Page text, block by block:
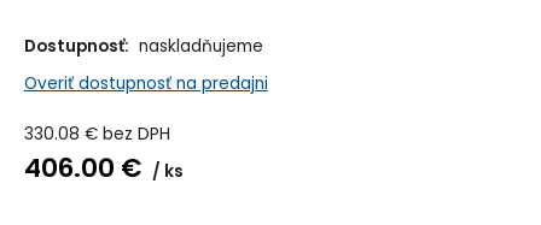
Dostupnosť: naskladňujeme
Overiť dostupnosť na predajni
330.08 € bez DPH
406.00 € ks